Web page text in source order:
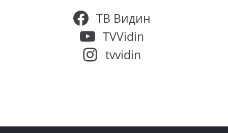
ТВ Видин
TVVidin
tvvidin